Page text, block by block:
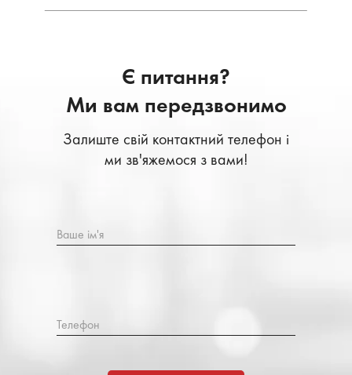
Є питання?
Ми вам передзвонимо
Залиште свій контактний телефон і
ми зв'яжемося з вами!
Ваше ім'я
Телефон